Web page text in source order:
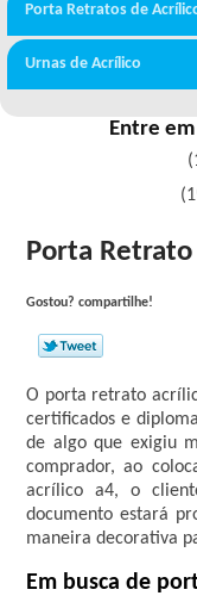
Porta Retratos de
Urnas de Acrílico
Entre
Porta
Gostou? compartilhe!
O porta retrato
certificados e
de algo que exigiu
comprador, ao
acrílico a4, o
documento estará
maneira decorativa
Em busca de